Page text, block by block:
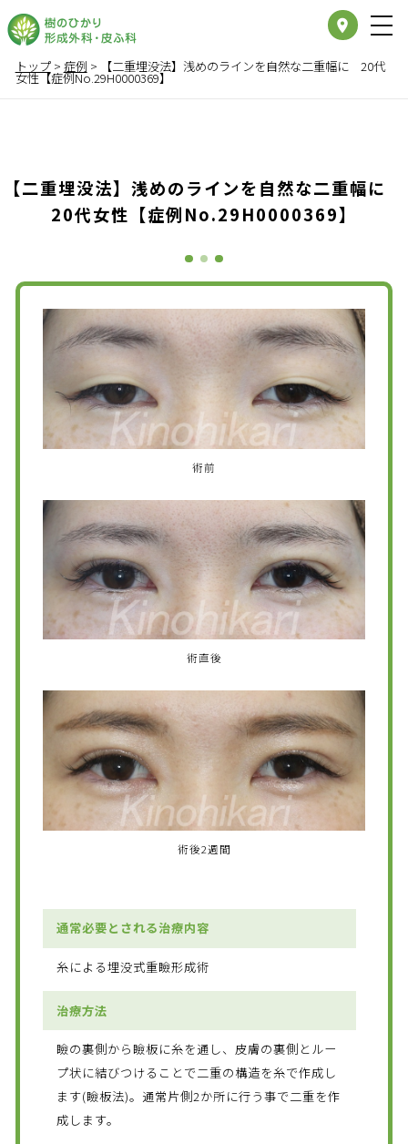
place
トップ> 症例 > 【二重埋没法】浅めのラインを自然な二重幅に 20代
女性【症例No.29H0000369】
【二重埋没法】浅めのラインを自然な二重幅に
20代女性【症例No.29H0000369】
術前
術直後
術後2週間
通常必要とされる治療内容
糸による埋没式重瞼形成術
治療方法
瞼の裏側から瞼板に糸を通し、皮膚の裏側とルー
プ状に結びつけることで二重の構造を糸で作成し
ます(瞼板法)。通常片側2か所に行う事で二重を作
成します。